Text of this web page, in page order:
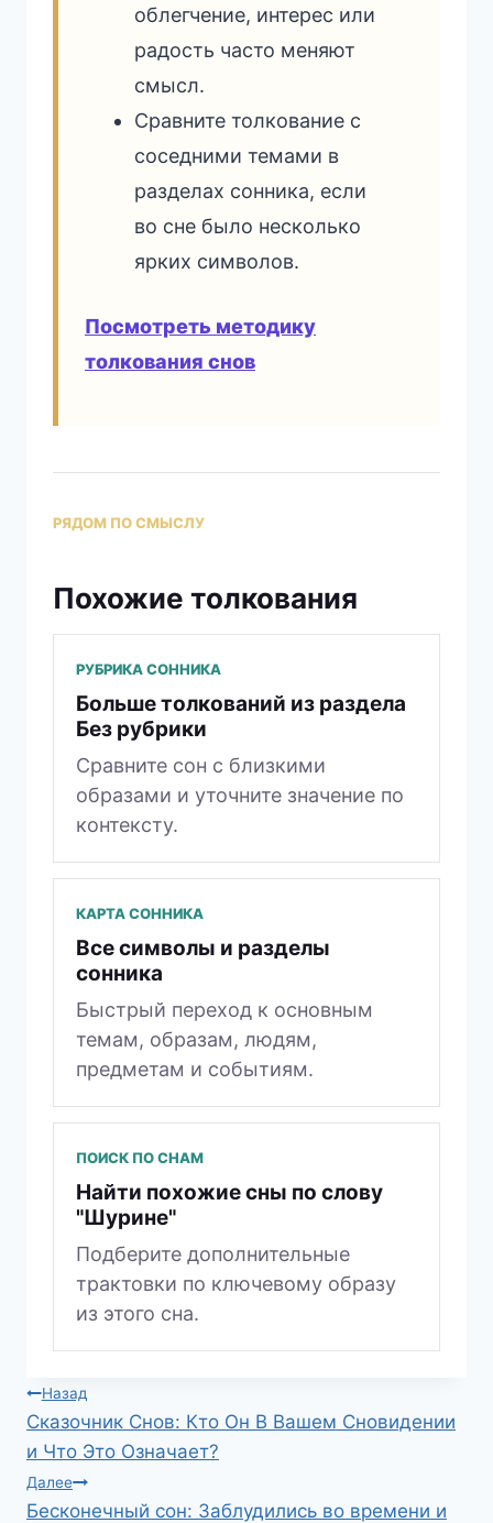
облегчение, интерес или
радость часто меняют
смысл.
Сравните толкование с
соседними темами в
разделах сонника, если
во сне было несколько
ярких символов.
Посмотреть методику
толкования снов
РЯДОМ ПО СМЫСЛУ
Похожие толкования
РУБРИКА СОННИКА
Больше толкований из раздела
Без рубрики
Сравните сон с близкими
образами и уточните значение по
контексту.
КАРТА СОННИКА
Все символы и разделы
сонника
Быстрый переход к основным
темам, образам, людям,
предметам и событиям.
ПОИСК ПО СНАМ
Найти похожие сны по слову
"Шурине"
Подберите дополнительные
трактовки по ключевому образу
из этого сна.
Навигация
по
записям
Назад
Сказочник Снов: Кто Он В Вашем Сновидении
и Что Это Означает?
Далее
Бесконечный сон: Заблудились во времени и